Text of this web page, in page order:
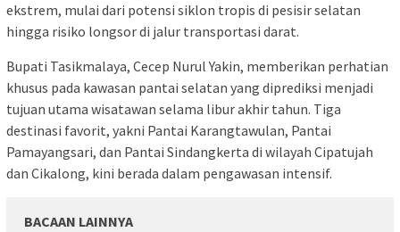
ekstrem, mulai dari potensi siklon tropis di pesisir selatan
hingga risiko longsor di jalur transportasi darat.
Bupati Tasikmalaya, Cecep Nurul Yakin, memberikan perhatian
khusus pada kawasan pantai selatan yang diprediksi menjadi
tujuan utama wisatawan selama libur akhir tahun. Tiga
destinasi favorit, yakni Pantai Karangtawulan, Pantai
Pamayangsari, dan Pantai Sindangkerta di wilayah Cipatujah
dan Cikalong, kini berada dalam pengawasan intensif.
BACAAN LAINNYA